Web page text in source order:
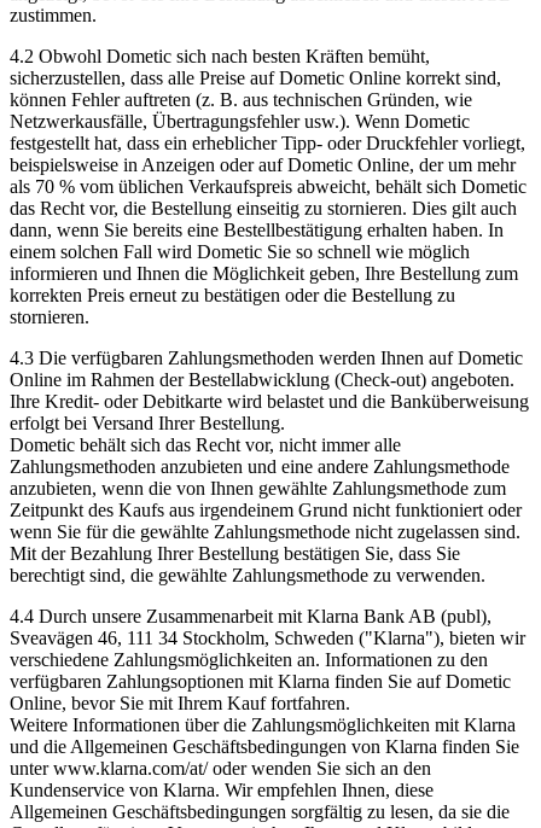
zustimmen.
4.2 Obwohl Dometic sich nach besten Kräften bemüht,
sicherzustellen, dass alle Preise auf Dometic Online korrekt sind,
können Fehler auftreten (z. B. aus technischen Gründen, wie
Netzwerkausfälle, Übertragungsfehler usw.). Wenn Dometic
festgestellt hat, dass ein erheblicher Tipp- oder Druckfehler vorliegt,
beispielsweise in Anzeigen oder auf Dometic Online, der um mehr
als 70 % vom üblichen Verkaufspreis abweicht, behält sich Dometic
das Recht vor, die Bestellung einseitig zu stornieren. Dies gilt auch
dann, wenn Sie bereits eine Bestellbestätigung erhalten haben. In
einem solchen Fall wird Dometic Sie so schnell wie möglich
informieren und Ihnen die Möglichkeit geben, Ihre Bestellung zum
korrekten Preis erneut zu bestätigen oder die Bestellung zu
stornieren.
4.3 Die verfügbaren Zahlungsmethoden werden Ihnen auf Dometic
Online im Rahmen der Bestellabwicklung (Check-out) angeboten.
Ihre Kredit- oder Debitkarte wird belastet und die Banküberweisung
erfolgt bei Versand Ihrer Bestellung.
Dometic behält sich das Recht vor, nicht immer alle
Zahlungsmethoden anzubieten und eine andere Zahlungsmethode
anzubieten, wenn die von Ihnen gewählte Zahlungsmethode zum
Zeitpunkt des Kaufs aus irgendeinem Grund nicht funktioniert oder
wenn Sie für die gewählte Zahlungsmethode nicht zugelassen sind.
Mit der Bezahlung Ihrer Bestellung bestätigen Sie, dass Sie
berechtigt sind, die gewählte Zahlungsmethode zu verwenden.
4.4 Durch unsere Zusammenarbeit mit Klarna Bank AB (publ),
Sveavägen 46, 111 34 Stockholm, Schweden ("Klarna"), bieten wir
verschiedene Zahlungsmöglichkeiten an. Informationen zu den
verfügbaren Zahlungsoptionen mit Klarna finden Sie auf Dometic
Online, bevor Sie mit Ihrem Kauf fortfahren.
Weitere Informationen über die Zahlungsmöglichkeiten mit Klarna
und die Allgemeinen Geschäftsbedingungen von Klarna finden Sie
unter www.klarna.com/at/ oder wenden Sie sich an den
Kundenservice von Klarna. Wir empfehlen Ihnen, diese
Allgemeinen Geschäftsbedingungen sorgfältig zu lesen, da sie die